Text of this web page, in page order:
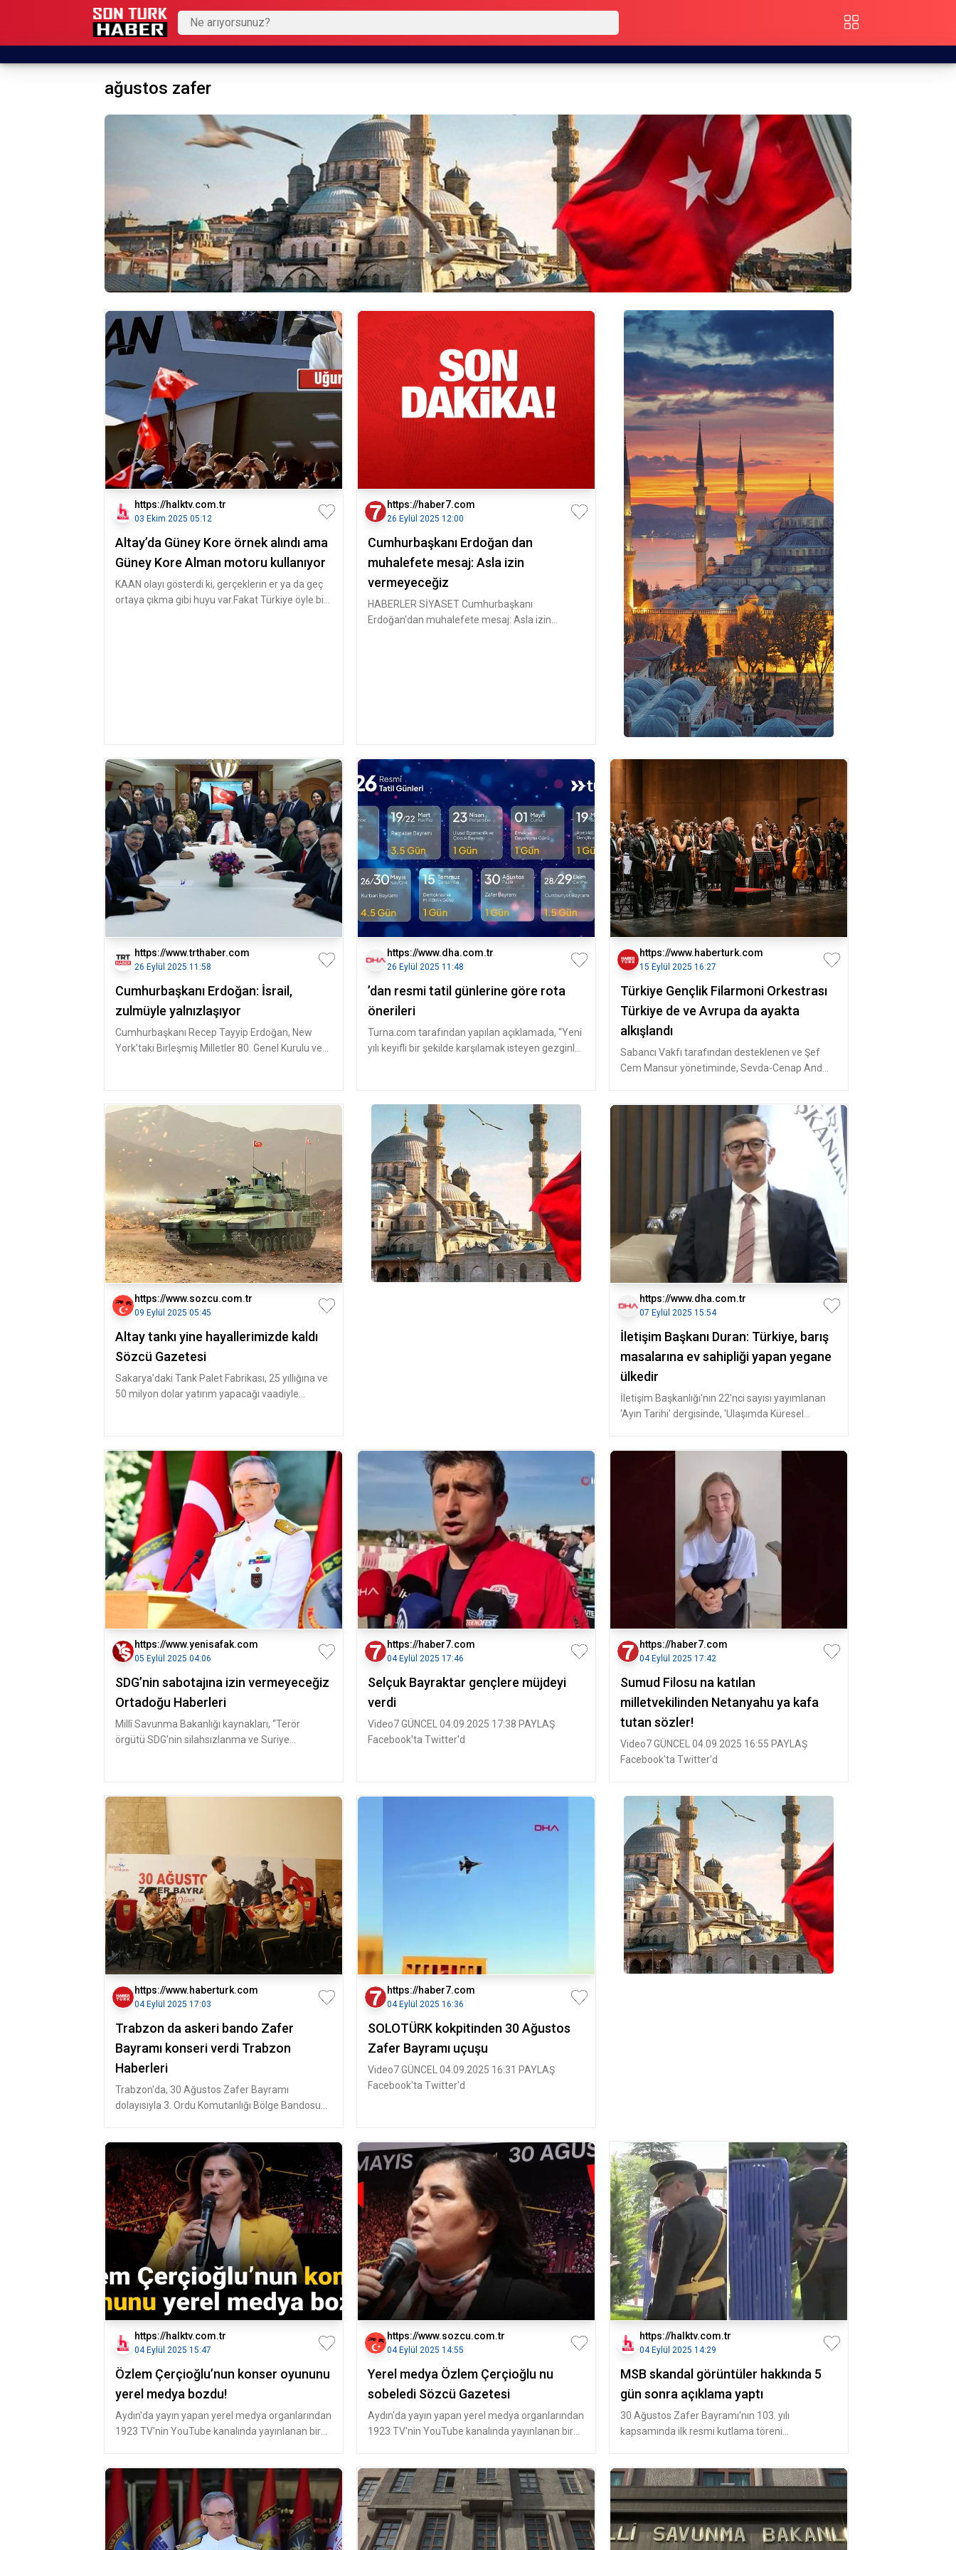
ağustos zafer
https://halktv.com.tr
03 Ekim 2025 05:12
Altay’da Güney Kore örnek alındı ama
Güney Kore Alman motoru kullanıyor
KAAN olayı gösterdi ki, gerçeklerin er ya da geç
ortaya çıkma gibi huyu var.Fakat Türkiye öyle bir
https://haber7.com
26 Eylül 2025 12:00
Cumhurbaşkanı Erdoğan dan
muhalefete mesaj: Asla izin
vermeyeceğiz
HABERLER SİYASET Cumhurbaşkanı
Erdoğan'dan muhalefete mesaj: Asla izin
https://www.trthaber.com
26 Eylül 2025 11:58
Cumhurbaşkanı Erdoğan: İsrail,
zulmüyle yalnızlaşıyor
Cumhurbaşkanı Recep Tayyip Erdoğan, New
York’taki Birleşmiş Milletler 80. Genel Kurulu ve
https://www.dha.com.tr
26 Eylül 2025 11:48
’dan resmi tatil günlerine göre rota
önerileri
Turna.com tarafından yapılan açıklamada, “Yeni
yılı keyifli bir şekilde karşılamak isteyen gezginler
https://www.haberturk.com
15 Eylül 2025 16:27
Türkiye Gençlik Filarmoni Orkestrası
Türkiye de ve Avrupa da ayakta
alkışlandı
Sabancı Vakfı tarafından desteklenen ve Şef
Cem Mansur yönetiminde, Sevda-Cenap And
https://www.sozcu.com.tr
09 Eylül 2025 05:45
Altay tankı yine hayallerimizde kaldı
Sözcü Gazetesi
Sakarya’daki Tank Palet Fabrikası, 25 yıllığına ve
50 milyon dolar yatırım yapacağı vaadiyle
https://www.dha.com.tr
07 Eylül 2025 15:54
İletişim Başkanı Duran: Türkiye, barış
masalarına ev sahipliği yapan yegane
ülkedir
İletişim Başkanlığı'nın 22'nci sayısı yayımlanan
'Ayın Tarihi' dergisinde, 'Ulaşımda Küresel
https://www.yenisafak.com
05 Eylül 2025 04:06
SDG’nin sabotajına izin vermeyeceğiz
Ortadoğu Haberleri
Millî Savunma Bakanlığı kaynakları, “Terör
örgütü SDG’nin silahsızlanma ve Suriye
https://haber7.com
04 Eylül 2025 17:46
Selçuk Bayraktar gençlere müjdeyi
verdi
Video7 GÜNCEL 04.09.2025 17:38 PAYLAŞ
Facebook'ta Twitter'd
https://haber7.com
04 Eylül 2025 17:42
Sumud Filosu na katılan
milletvekilinden Netanyahu ya kafa
tutan sözler!
Video7 GÜNCEL 04.09.2025 16:55 PAYLAŞ
Facebook'ta Twitter'd
https://www.haberturk.com
04 Eylül 2025 17:03
Trabzon da askeri bando Zafer
Bayramı konseri verdi Trabzon
Haberleri
Trabzon'da, 30 Ağustos Zafer Bayramı
dolayısıyla 3. Ordu Komutanlığı Bölge Bandosu
https://haber7.com
04 Eylül 2025 16:36
SOLOTÜRK kokpitinden 30 Ağustos
Zafer Bayramı uçuşu
Video7 GÜNCEL 04.09.2025 16:31 PAYLAŞ
Facebook'ta Twitter'd
https://halktv.com.tr
04 Eylül 2025 15:47
Özlem Çerçioğlu’nun konser oyununu
yerel medya bozdu!
Aydın'da yayın yapan yerel medya organlarından
1923 TV'nin YouTube kanalında yayınlanan bir
https://www.sozcu.com.tr
04 Eylül 2025 14:55
Yerel medya Özlem Çerçioğlu nu
sobeledi Sözcü Gazetesi
Aydın'da yayın yapan yerel medya organlarından
1923 TV'nin YouTube kanalında yayınlanan bir
https://halktv.com.tr
04 Eylül 2025 14:29
MSB skandal görüntüler hakkında 5
gün sonra açıklama yaptı
30 Ağustos Zafer Bayramı'nın 103. yılı
kapsamında ilk resmi kutlama töreni